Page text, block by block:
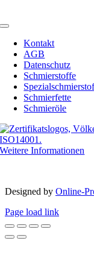
Toggle
NavigationKontakt
AGB
Datenschutz
Schmierstoffe
Schmierfette
Schmieröle
Weitere Informationen
Designed by­ Online-
Page load link